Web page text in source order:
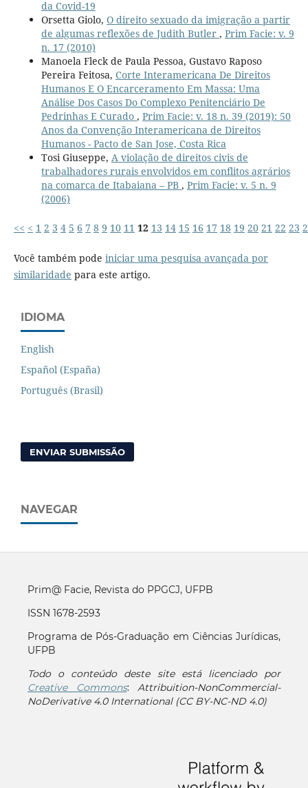
da Covid-19
Orsetta Giolo, O direito sexuado da imigração a partir
de algumas reflexões de Judith Butler , Prim Facie: v. 9
n. 17 (2010)
Manoela Fleck de Paula Pessoa, Gustavo Raposo
Pereira Feitosa, Corte Interamericana De Direitos
Humanos E O Encarceramento Em Massa: Uma
Análise Dos Casos Do Complexo Penitenciário De
Pedrinhas E Curado , Prim Facie: v. 18 n. 39 (2019): 50
Anos da Convenção Interamericana de Direitos
Humanos - Pacto de San Jose, Costa Rica
Tosi Giuseppe, A violação de direitos civis de
trabalhadores rurais envolvidos em conflitos agrários
na comarca de Itabaiana – PB , Prim Facie: v. 5 n. 9
(2006)
<< < 1 2 3 4 5 6 7 8 9 10 11 12 13 14 15 16 17 18 19 20 21 22 23
Você também pode iniciar uma pesquisa avançada por
similaridade para este artigo.
IDIOMA
English
Español (España)
Português (Brasil)
ENVIAR SUBMISSÃO
NAVEGAR
Prim@ Facie, Revista do PPGCJ, UFPB
ISSN 1678-2593
Programa de Pós-Graduação em Ciências Jurídicas,
UFPB
Todo o conteúdo deste site está licenciado por
Creative Commons:Attribuition-NonCommercial-
NoDerivative 4.0 International (CC BY-NC-ND 4.0)